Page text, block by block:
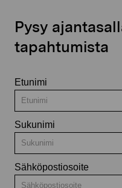
Pysy
tapahtumista
Etunimi
Sukunimi
Sähköpostiosoite